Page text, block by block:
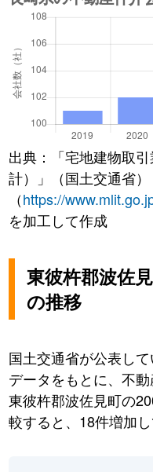
出典：「宅地建物取
計）」（国土交通省）
（https://
を加工して作成
東彼杵郡波佐
の推移
国土交通省が公表し
データをもとに、不動
東彼杵郡波佐見町の
較すると、18件増加し